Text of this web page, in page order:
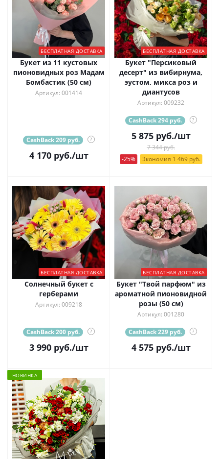
БЕСПЛАТНАЯ ДОСТАВКА
Букет из 11 кустовых
пионовидных роз Мадам
Бомбастик (50 см)
Артикул: 001414
CashBack 209 руб. ?
4 170руб./шт
БЕСПЛАТНАЯ ДОСТАВКА
Букет "Персиковый
десерт" из вибирнума,
эустом, микса роз и
диантусов
Артикул: 009232
CashBack 294 руб. ?
5 875руб./шт
7 344 руб.
-25%
Экономия 1 469 руб.
БЕСПЛАТНАЯ ДОСТАВКА
Солнечный букет с
герберами
Артикул: 009218
CashBack 200 руб. ?
3 990руб./шт
БЕСПЛАТНАЯ ДОСТАВКА
Букет "Твой парфюм" из
ароматной пионовидной
розы (50 см)
Артикул: 001280
CashBack 229 руб. ?
4 575руб./шт
НОВИНКА